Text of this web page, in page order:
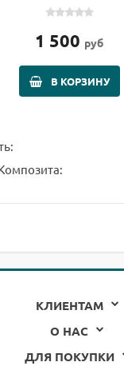
1 500 руб
В КОРЗИНУ
КЛИЕНТАМ
О НАС
ДЛЯ ПОКУПКИ